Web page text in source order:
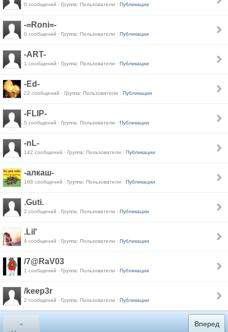
0 сообщений · Группа: Пользователи · Публикации
-=Roni=-
0 сообщений · Группа: Пользователи · Публикации
-ART-
1 сообщений · Группа: Пользователи · Публикации
-Ed-
22 сообщений · Группа: Пользователи · Публикации
-FLIP-
5 сообщений · Группа: Пользователи · Публикации
-nL-
142 сообщений · Группа: Пользователи · Публикации
-алкаш-
168 сообщений · Группа: Пользователи · Публикации
.Guti.
2 сообщений · Группа: Пользователи · Публикации
.Lil'
4 сообщений · Группа: Пользователи · Публикации
/7@RaV03
1 сообщений · Группа: Пользователи · Публикации
/keep3r
2 сообщений · Группа: Пользователи · Публикации
«
Вперед